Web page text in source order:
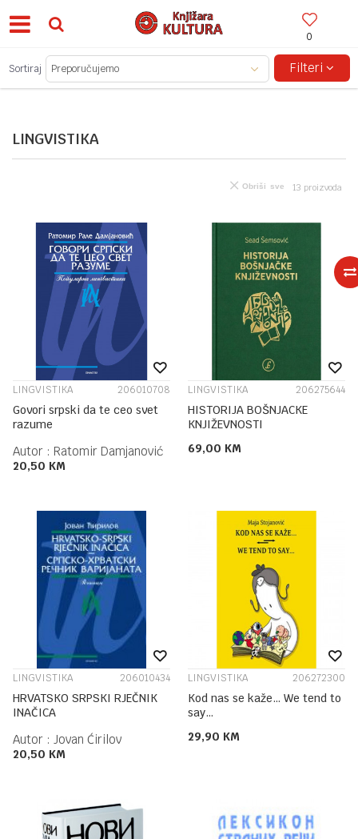
0
BESPLATNA ISPORUKA ZA IZNOSE PREKO 150KM!
LINGVISTIKA
Sortiraj Filteri
13 proizvoda
Obriši sve
LINGVISTIKA 206010708
Govori srpski da te ceo svet
razume
Autor : Ratomir Damjanović
20,50 KM
LINGVISTIKA 206275644
HISTORIJA BOŠNJACKE
KNJIŽEVNOSTI
69,00 KM
LINGVISTIKA 206010434
HRVATSKO SRPSKI RJEČNIK
INAČICA
Autor : Jovan Ćirilov
20,50 KM
LINGVISTIKA 206272300
Kod nas se kaže… We tend to
say…
29,90 KM